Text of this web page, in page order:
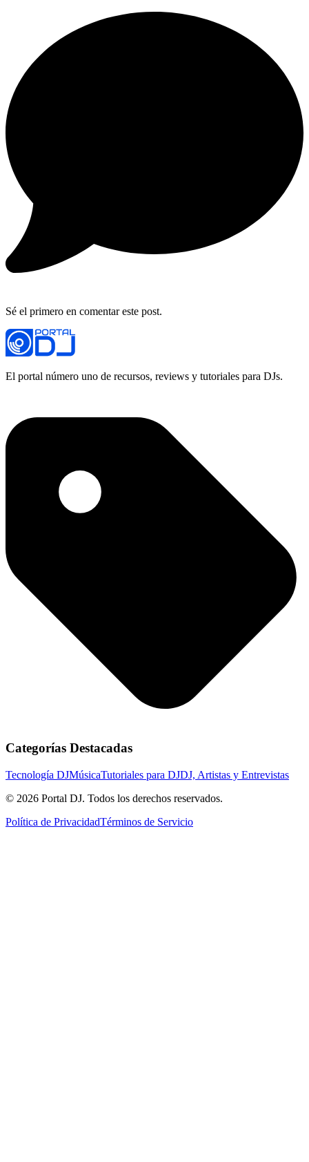
Sé el primero en comentar este post.
El portal número uno de recursos, reviews y tutoriales para DJs.
Categorías Destacadas
Tecnología DJMúsicaTutoriales para DJDJ, Artistas y Entrevistas
© 2026 Portal DJ. Todos los derechos reservados.
Política de PrivacidadTérminos de Servicio